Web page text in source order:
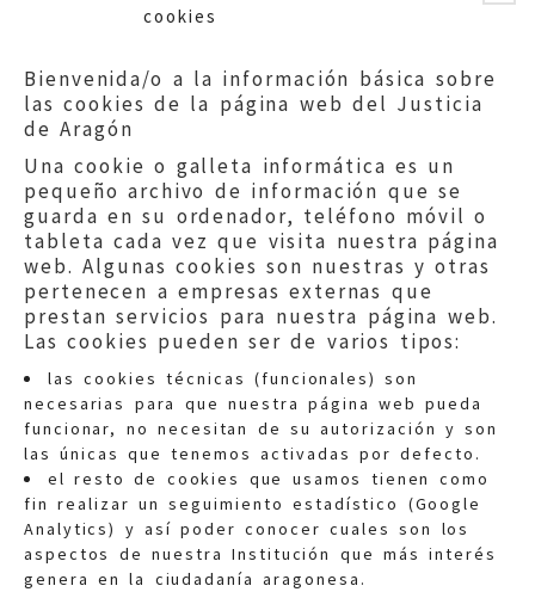
cookies
Bienvenida/o a la información básica sobre
las cookies de la página web del Justicia
de Aragón
Una cookie o galleta informática es un
pequeño archivo de información que se
guarda en su ordenador, teléfono móvil o
tableta cada vez que visita nuestra página
web. Algunas cookies son nuestras y otras
pertenecen a empresas externas que
prestan servicios para nuestra página web.
Las cookies pueden ser de varios tipos:
las cookies técnicas (funcionales) son
necesarias para que nuestra página web pueda
funcionar, no necesitan de su autorización y son
las únicas que tenemos activadas por defecto.
el resto de cookies que usamos tienen como
fin realizar un seguimiento estadístico (Google
Analytics) y así poder conocer cuales son los
aspectos de nuestra Institución que más interés
genera en la ciudadanía aragonesa.
Quejas:quejas@eljusticiadearagon.es
Información general:
informacion@eljusticiadearagon.es
Teléfonos:900 210 210/